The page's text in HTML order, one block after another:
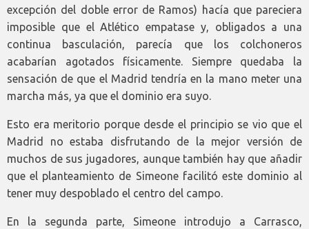
excepción del doble error de Ramos) hacía que pareciera
imposible que el Atlético empatase y, obligados a una
continua basculación, parecía que los colchoneros
acabarían agotados físicamente. Siempre quedaba la
sensación de que el Madrid tendría en la mano meter una
marcha más, ya que el dominio era suyo.
Esto era meritorio porque desde el principio se vio que el
Madrid no estaba disfrutando de la mejor versión de
muchos de sus jugadores, aunque también hay que añadir
que el planteamiento de Simeone facilitó este dominio al
tener muy despoblado el centro del campo.
En la segunda parte, Simeone introdujo a Carrasco,